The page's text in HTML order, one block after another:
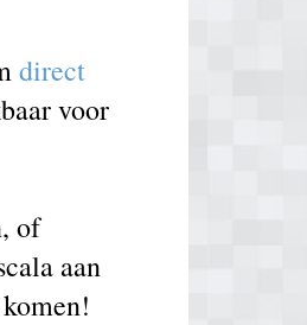
direct
voor
of
aan